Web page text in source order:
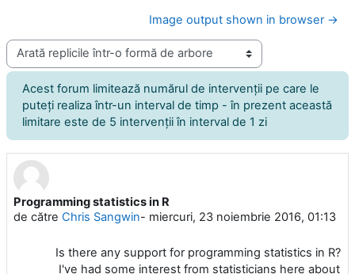
Image output shown in browser →
Afişează mod
Acest forum limitează numărul de intervenţii pe care le
puteţi realiza într-un interval de timp - în prezent această
limitare este de 5 intervenţii în interval de 1 zi
Programming statistics in R
de către Chris Sangwin- miercuri, 23 noiembrie 2016, 01:13
Număr de răspunsuri: 14
Is there any support for programming statistics in R?
I've had some interest from statisticians here about